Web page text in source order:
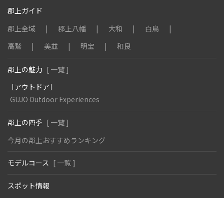
郡上ガイド
郡上全域
郡上八幡 大和
白鳥
高鷲
美並 明宝 和良
郡上の魅力 [ 一覧 ]
［アウトドア］
GUJO Outdoor Experiences
郡上の四季 [ 一覧 ]
今月の郡上おすすめランキング
モデルコース [ 一覧 ]
スポット情報